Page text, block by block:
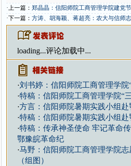
·上一篇： 郑晶晶：信阳师院工商管理学院建党
·下一篇： 方涛、胡海颖、蒋超亮：农大与信师
loading...评论加载中...
·刘书婷：信阳师院工商管理学
·特稿：信阳师院工商管理学院“
·方言：信阳师院暑期实践小组
·特稿：信阳师院暑期实践小组
·特稿：传承神圣使命 牢记革命
鄂豫皖革命纪
·马野：信阳师院工商管理学院
（组图）